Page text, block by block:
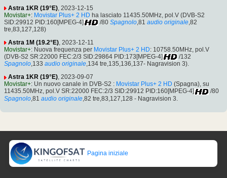
Astra 1KR (19°E) , 2023-12-15
Movistar+: Movistar Plus+ 2 HD ha lasciato 11435.50MHz, pol.V (DVB-S2
SID:29912 PID:160[MPEG-4]
/80 Spagnolo ,81 audio originale ,82
tre,83,127,128)
Astra 1M (19.2°E), 2023-12-11
Movistar+: Nuova frequenza per Movistar Plus+ 2 HD: 10758.50MHz, pol.V
(DVB-S2 SR:22000 FEC:2/3 SID:29864 PID:173[MPEG-4]
/132
Spagnolo,133 audio originale,134 tre,135,136,137- Nagravision 3).
Astra 1KR (19°E), 2023-09-07
Movistar+: Un nuovo canale in DVB-S2 : Movistar Plus+ 2 HD (Spagna), su
11435.50MHz, pol.V SR:22000 FEC:2/3 SID:29912 PID:160[MPEG-4]
/80
Spagnolo ,81 audio originale ,82 tre,83,127,128 - Nagravision 3.
Pagina iniziale